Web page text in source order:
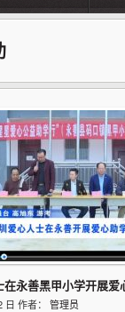
在永善黑甲小学开展爱
作者： 管理员